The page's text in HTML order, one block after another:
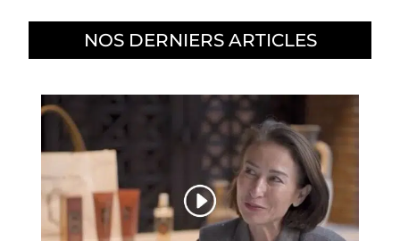
NOS DERNIERS ARTICLES